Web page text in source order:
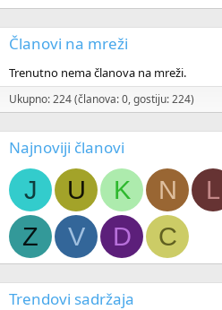
Članovi na mreži
Trenutno nema članova na mreži.
Ukupno: 224 (članova: 0, gostiju: 224)
Najnoviji članovi
J U K N L
Z
V D C
Trendovi sadržaja